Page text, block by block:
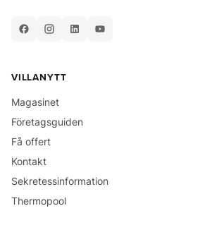
VILLANYTT
Magasinet
Företagsguiden
Få offert
Kontakt
Sekretessinformation
Thermopool